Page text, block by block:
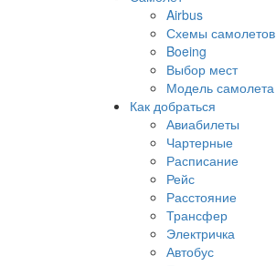
Airbus
Схемы самолетов
Boeing
Выбор мест
Модель самолета
Как добраться
Авиабилеты
Чартерные
Расписание
Рейс
Расстояние
Трансфер
Электричка
Автобус